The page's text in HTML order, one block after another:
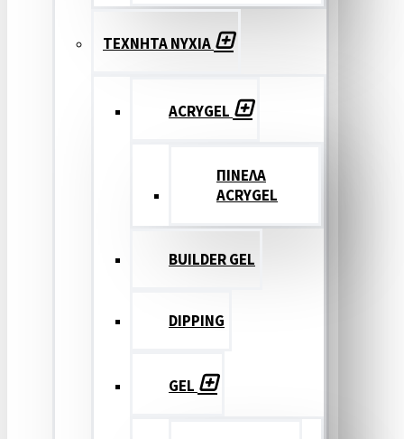
ΤΕΧΝΗΤΑ ΝΥΧΙΑ
ACRYGEL
ΠΙΝΕΛΑ
ACRYGEL
BUILDER GEL
DIPPING
GEL